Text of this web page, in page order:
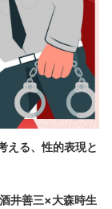
える、性的表現と
井善三×大森時生